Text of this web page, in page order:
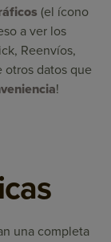
(el ícono
a ver los
Reenvíos,
otros datos que
!
una completa